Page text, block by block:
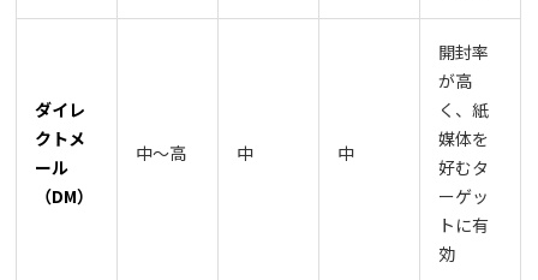
ダイレ
クトメ
ール
（DM）
中〜高 中 中
開封率
が高
く、紙
媒体を
好むタ
ーゲッ
トに有
効